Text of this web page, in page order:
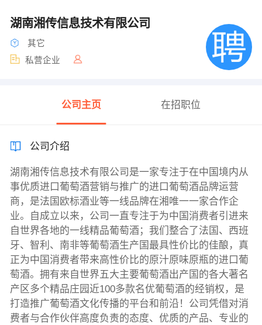
湖南湘传信息技术有限公司
其它
私营企业
公司主页 在招职位
公司介绍
湖南湘传信息技术有限公司是一家专注于在中国境内从
事优质进口葡萄酒营销与推广的进口葡萄酒品牌运营
商，是法国欧标酒业等一线品牌在湘唯一一家合作企
业。自成立以来，公司一直专注于为中国消费者引进来
自世界各地的一线精品葡萄酒；我们整合了法国、西班
牙、智利、南非等葡萄酒生产国最具性价比的佳酿，真
正为中国消费者带来高性价比的原汁原味原瓶的进口葡
萄酒。拥有来自世界五大主要葡萄酒出产国的各大著名
产区多个精品庄园近100多款名优葡萄酒的经销权，是
打造推广葡萄酒文化传播的平台和前沿！公司凭借对消
费者与合作伙伴高度负责的态度、优质的产品、专业的